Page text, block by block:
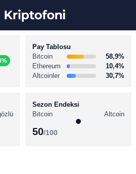
Pay Tablosu
Bitcoin
58,9%
Ethereum
10,4%
Altcoinler
30,7%
Sezon Endeksi
Bitcoin
Altcoin
50/100